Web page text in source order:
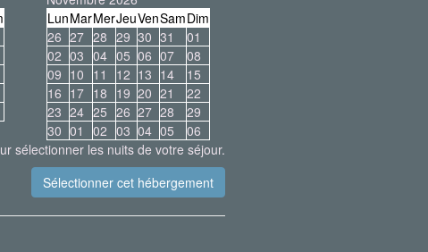
LunMarMerJeuVenSamDim
26 27 28 29 30 31
01
02 03 04 05 06 07
08
09 10 11 12 13 14
15
16 17 18 19 20 21
22
23 24 25 26 27 28
29
30 01 02 03 04 05
06
sélectionner les nuits de votre séjour.